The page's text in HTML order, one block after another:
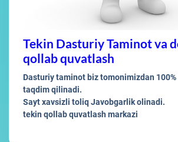
Tekin Dasturiy Taminot va
qollab quvatlash
Dasturiy taminot biz tomonimizdan
taqdim qilinadi.
Sayt xavsizli toliq Javobgarlik olinadi.
tekin qollab quvatlash markazi